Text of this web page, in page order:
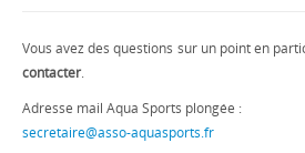
Vous avez des questions sur un point en
contacter.
Adresse mail Aqua Sports plongée :
secretaire@asso-aquasports.fr